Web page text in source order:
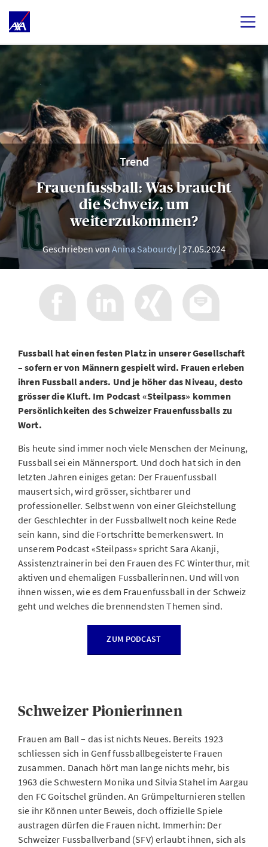
Trend
Frauenfussball: Was braucht
die Schweiz, um
weiterzukommen?
Geschrieben von Anina Sabourdy 27.05.2024
Fussball hat einen festen Platz in unserer Gesellschaft
– sofern er von Männern gespielt wird. Frauen erleben
ihren Fussball anders. Und je höher das Niveau, desto
grösser die Kluft. Im Podcast «Steilpass» kommen
Persönlichkeiten des Schweizer Frauenfussballs zu
Wort.
Bis heute sind immer noch viele Menschen der Meinung,
Fussball sei ein Männersport. Und doch hat sich in den
letzten Jahren einiges getan: Der Frauenfussball
mausert sich, wird grösser, sichtbarer und
professioneller. Selbst wenn von einer Gleichstellung
der Geschlechter in der Fussballwelt noch keine Rede
sein kann, sind die Fortschritte bemerkenswert. In
unserem Podcast «Steilpass» spricht Sara Akanji,
Assistenztrainerin bei den Frauen des FC Winterthur, mit
aktiven und ehemaligen Fussballerinnen. Und will von
ihnen wissen, wie es dem Frauenfussball in der Schweiz
geht und welches die brennendsten Themen sind.
ZUM PODCAST
Schweizer Pionierinnen
Frauen am Ball – das ist nichts Neues. Bereits 1923
schliessen sich in Genf fussballbegeisterte Frauen
zusammen. Danach hört man lange nichts mehr, bis
1963 die Schwestern Monika und Silvia Stahel im Aargau
den FC Goitschel gründen. An Grümpelturnieren stellen
sie ihr Können unter Beweis, doch offizielle Spiele
austragen dürfen die Frauen nicht. Immerhin: Der
Schweizer Fussballverband (SFV) erlaubt ihnen, sich als